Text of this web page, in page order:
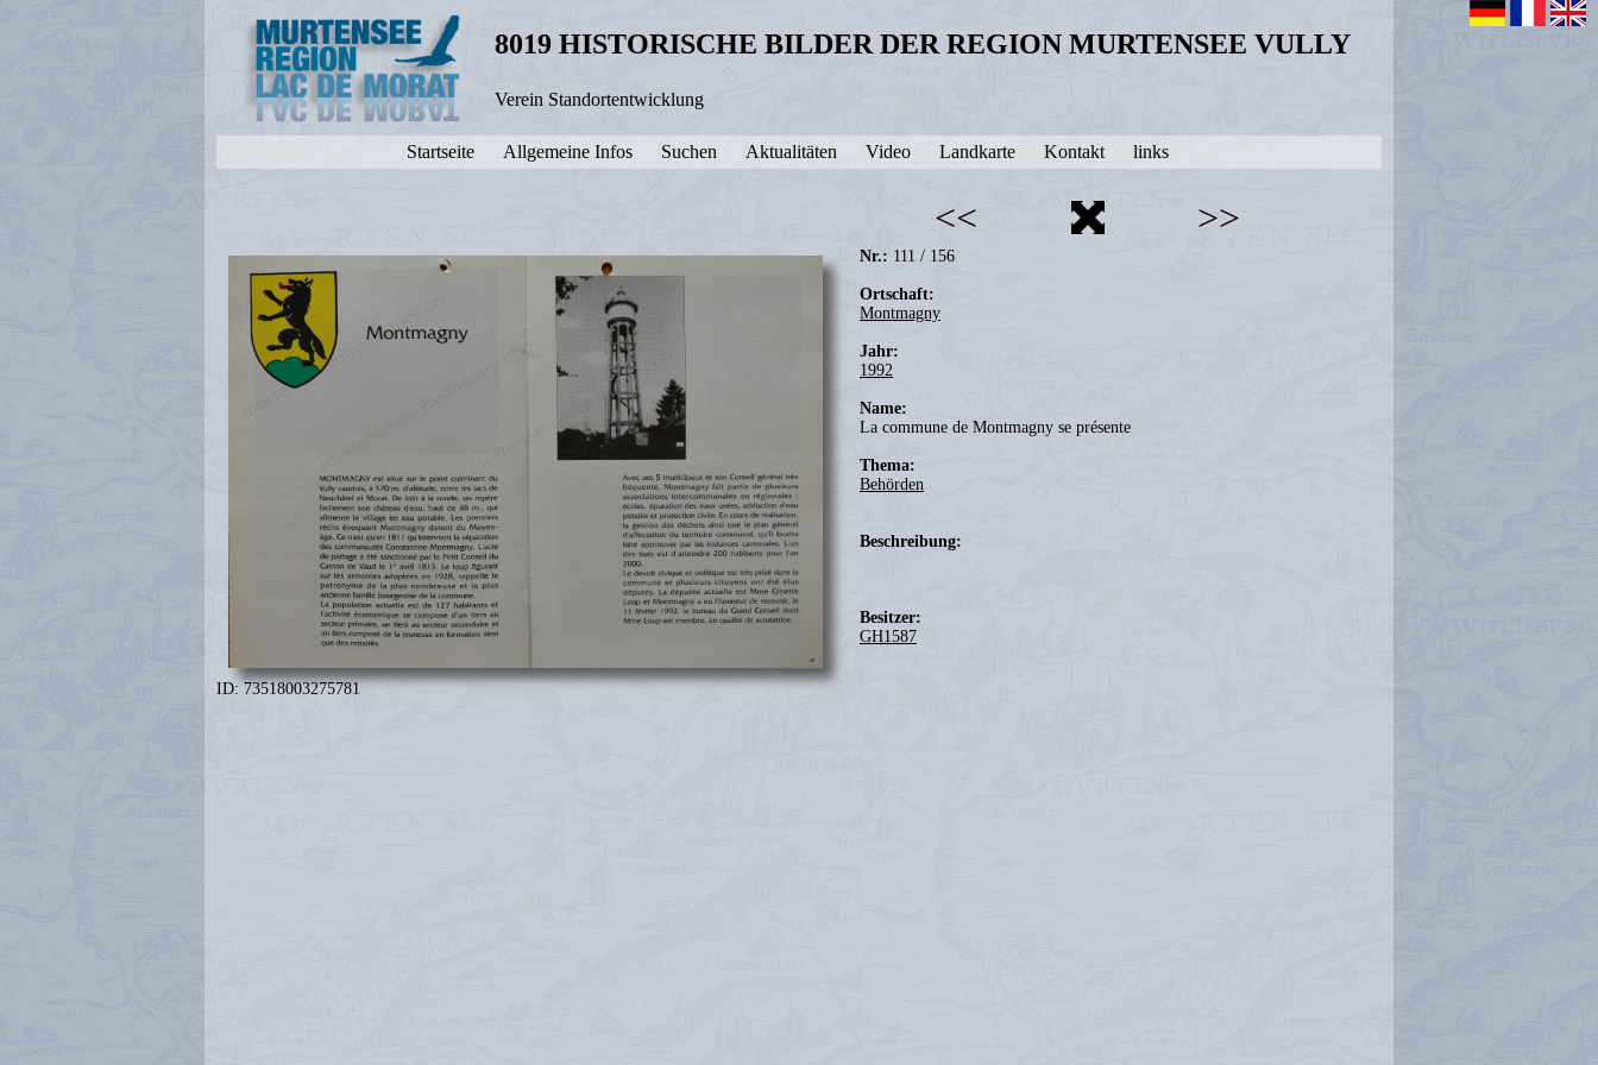
8019 HISTORISCHE BILDER DER REGION MURTENSEE VULLY
Verein Standortentwicklung
Startseite Allgemeine Infos Suchen Aktualitäten Video Landkarte Kontakt links
<< >>
Nr.: 111 / 156
Ortschaft:
Montmagny
Jahr:
1992
Name:
La commune de Montmagny se présente
Thema:
Behörden
Beschreibung:
Besitzer:
GH1587
ID: 73518003275781